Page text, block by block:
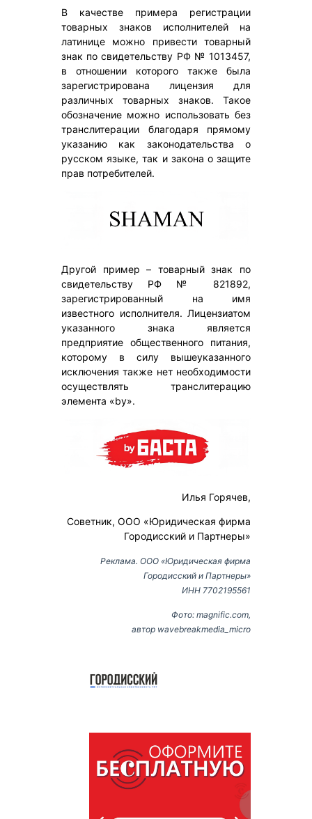
В качестве примера регистрации
товарных знаков исполнителей на
латинице можно привести товарный
знак по свидетельству РФ № 1013457,
в отношении которого также была
зарегистрирована лицензия для
различных товарных знаков. Такое
обозначение можно использовать без
транслитерации благодаря прямому
указанию как законодательства о
русском языке, так и закона о защите
прав потребителей.
Другой пример – товарный знак по
свидетельству РФ № 821892,
зарегистрированный на имя
известного исполнителя. Лицензиатом
указанного знака является
предприятие общественного питания,
которому в силу вышеуказанного
исключения также нет необходимости
осуществлять транслитерацию
элемента «by».
Илья Горячев,
Советник, ООО «Юридическая фирма
Городисский и Партнеры»
Реклама. ООО «Юридическая фирма
Городисский и Партнеры»
ИНН 7702195561
Фото: magnific.com,
автор wavebreakmedia_micro